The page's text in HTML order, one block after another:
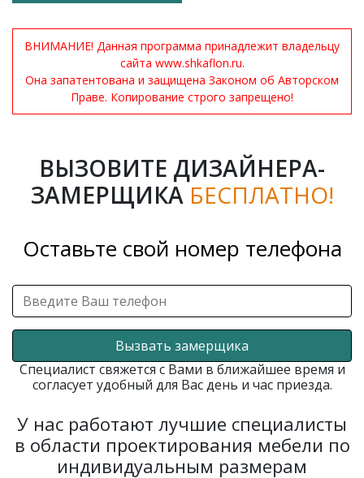
ВНИМАНИЕ! Данная программа принадлежит владельцу
сайта www.shkaflon.ru.
Она запатентована и защищена Законом об Авторском
Праве. Копирование строго запрещено!
ВЫЗОВИТЕ ДИЗАЙНЕРА-
ЗАМЕРЩИКА БЕСПЛАТНО!
Оставьте свой номер телефона
Вызвать замерщика
Специалист свяжется с Вами в ближайшее время и
согласует удобный для Вас день и час приезда.
У нас работают лучшие специалисты
в области проектирования мебели по
индивидуальным размерам